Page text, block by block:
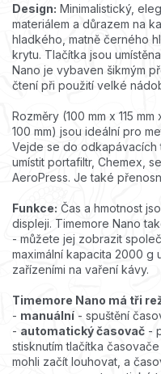
Design: Minimalistický,
materiálem a důrazem na
hladkého, matně černého
krytu. Tlačítka jsou
Nano je vybaven šikmým
čtení při použití velké
Rozměry (100 mm x 115
100 mm) jsou ideální pro
Vejde se do odkapávacích
umístit portafiltr, Chemex,
AeroPress. Je také
Funkce: Čas a hmotnost
displeji. Timemore Nano
- můžete jej zobrazit
maximální kapacita 2000 g
zařízeními na vaření kávy.
Timemore Nano má tři
- manuální - spuštění
- automatický časovač -
stisknutím tlačítka
mohli začít louhovat, a